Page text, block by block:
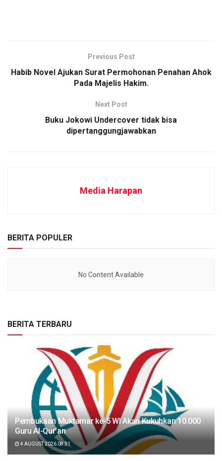
Previous Post
Habib Novel Ajukan Surat Permohonan Penahan Ahok
Pada Majelis Hakim.
Next Post
Buku Jokowi Undercover tidak bisa
dipertanggungjawabkan
Media Harapan
BERITA POPULER
No Content Available
BERITA TERBARU
Pembukaan Muktamar ke-5 WI Akan Kukuhkan 10.000
Guru Al-Qur’an
4 AUGUST 2026 08:31